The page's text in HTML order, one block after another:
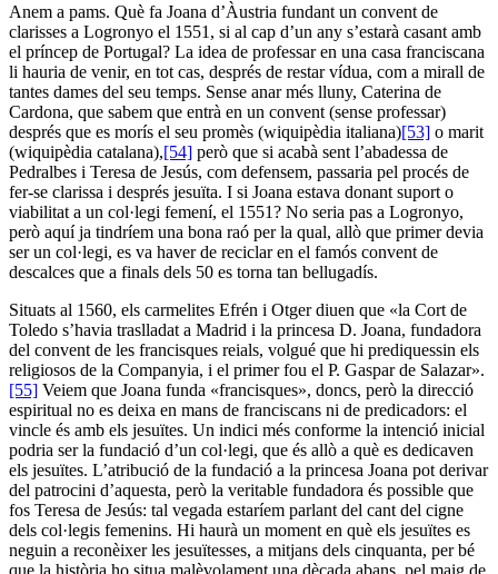
Anem a pams. Què fa Joana d’Àustria fundant un convent de
clarisses a Logronyo el 1551, si al cap d’un any s’estarà casant amb
el príncep de Portugal? La idea de professar en una casa franciscana
li hauria de venir, en tot cas, després de restar vídua, com a mirall de
tantes dames del seu temps. Sense anar més lluny, Caterina de
Cardona, que sabem que entrà en un convent (sense professar)
després que es morís el seu promès (wiquipèdia italiana)[53] o marit
(wiquipèdia catalana),[54] però que si acabà sent l’abadessa de
Pedralbes i Teresa de Jesús, com defensem, passaria pel procés de
fer-se clarissa i després jesuïta. I si Joana estava donant suport o
viabilitat a un col·legi femení, el 1551? No seria pas a Logronyo,
però aquí ja tindríem una bona raó per la qual, allò que primer devia
ser un col·legi, es va haver de reciclar en el famós convent de
descalces que a finals dels 50 es torna tan bellugadís.
Situats al 1560, els carmelites Efrén i Otger diuen que «la Cort de
Toledo s’havia traslladat a Madrid i la princesa D. Joana, fundadora
del convent de les francisques reials, volgué que hi prediquessin els
religiosos de la Companyia, i el primer fou el P. Gaspar de Salazar».
[55] Veiem que Joana funda «francisques», doncs, però la direcció
espiritual no es deixa en mans de franciscans ni de predicadors: el
vincle és amb els jesuïtes. Un indici més conforme la intenció inicial
podria ser la fundació d’un col·legi, que és allò a què es dedicaven
els jesuïtes. L’atribució de la fundació a la princesa Joana pot derivar
del patrocini d’aquesta, però la veritable fundadora és possible que
fos Teresa de Jesús: tal vegada estaríem parlant del cant del cigne
dels col·legis femenins. Hi haurà un moment en què els jesuïtes es
neguin a reconèixer les jesuïtesses, a mitjans dels cinquanta, per bé
que la història ho situa malèvolament una dècada abans, pel maig de